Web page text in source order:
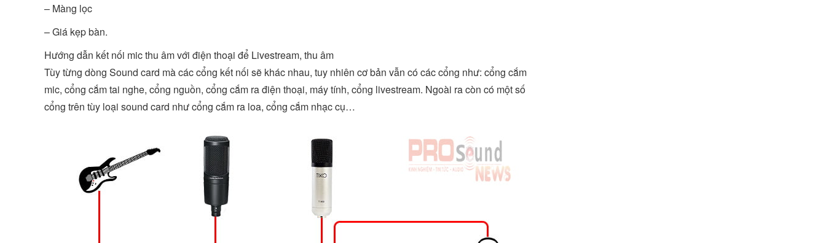
– Màng lọc
– Giá kẹp bàn.
Hướng dẫn kết nối mic thu âm với điện thoại để Livestream, thu âm
Tùy từng dòng Sound card mà các cổng kết nối sẽ khác nhau, tuy nhiên cơ bản vẫn có các cổng như: cổng cắm
mic, cổng cắm tai nghe, cổng nguồn, cổng cắm ra điện thoại, máy tính, cổng livestream. Ngoài ra còn có một số
cổng trên tùy loại sound card như cổng cắm ra loa, cổng cắm nhạc cụ…